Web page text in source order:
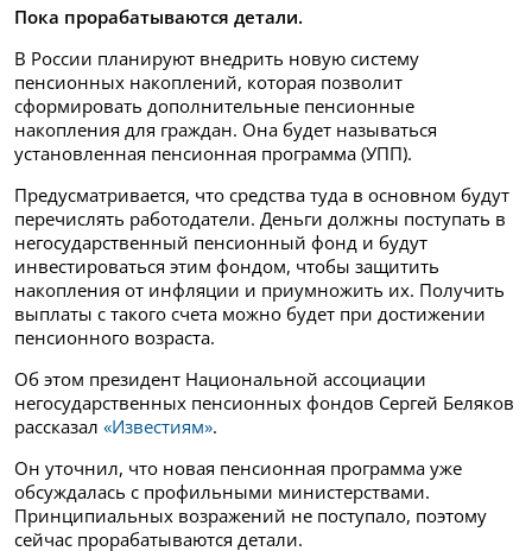
Пока прорабатываются детали.
В России планируют внедрить новую систему
пенсионных накоплений, которая позволит
сформировать дополнительные пенсионные
накопления для граждан. Она будет называться
установленная пенсионная программа (УПП).
Предусматривается, что средства туда в основном будут
перечислять работодатели. Деньги должны поступать в
негосударственный пенсионный фонд и будут
инвестироваться этим фондом, чтобы защитить
накопления от инфляции и приумножить их. Получить
выплаты с такого счета можно будет при достижении
пенсионного возраста.
Об этом президент Национальной ассоциации
негосударственных пенсионных фондов Сергей Беляков
рассказал «Известиям».
Он уточнил, что новая пенсионная программа уже
обсуждалась с профильными министерствами.
Принципиальных возражений не поступало, поэтому
сейчас прорабатываются детали.